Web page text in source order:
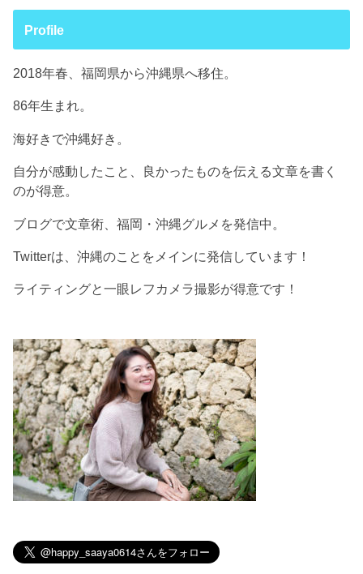
Profile
2018年春、福岡県から沖縄県へ移住。
86年生まれ。
海好きで沖縄好き。
自分が感動したこと、良かったものを伝える文章を書く
のが得意。
ブログで文章術、福岡・沖縄グルメを発信中。
Twitterは、沖縄のことをメインに発信しています！
ライティングと一眼レフカメラ撮影が得意です！